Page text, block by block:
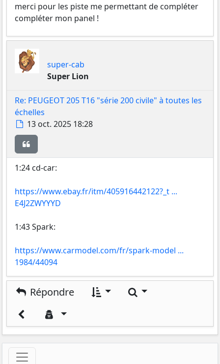
merci pour les piste me permettant de compléter
compléter mon panel !
super-cab
Super Lion
Re: PEUGEOT 205 T16 "série 200 civile" à toutes les
échelles
Message
13 oct. 2025 18:28
1:24 cd-car:
https://www.ebay.fr/itm/405916442122?_t ...
E4J2ZWYYYD
1:43 Spark:
https://www.carmodel.com/fr/spark-model ...
1984/44094
Répondre Rechercher